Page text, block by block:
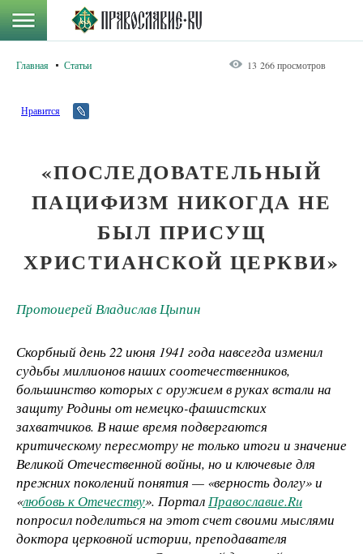
Главная Статьи 13 266 просмотров
Нравится
«ПОСЛЕДОВАТЕЛЬНЫЙ
ПАЦИФИЗМ НИКОГДА НЕ
БЫЛ ПРИСУЩ
ХРИСТИАНСКОЙ ЦЕРКВИ»
Протоиерей Владислав Цыпин
Скорбный день 22 июня 1941 года навсегда изменил
судьбы миллионов наших соотечественников,
большинство которых с оружием в руках встали на
защиту Родины от немецко-фашистских
захватчиков. В наше время подвергаются
критическому пересмотру не только итоги и значение
Великой Отечественной войны, но и ключевые для
прежних поколений понятия — «верность долгу» и
«любовь к Отечеству». ПорталПравославие.Ru
попросил поделиться на этот счет своими мыслями
доктора церковной истории, преподавателя